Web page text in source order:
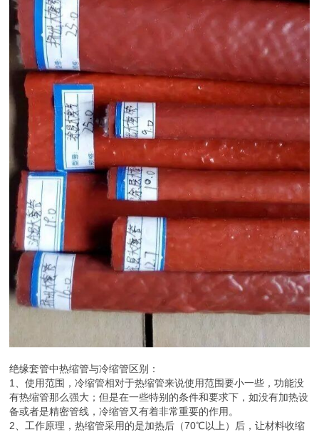
绝缘套管中热缩管与冷缩管区别：
1、使用范围，冷缩管相对于热缩管来说使用范围要小一些，功能没
有热缩管那么强大；但是在一些特别的条件和要求下，如没有加热设
备或者是精密管线，冷缩管又有着非常重要的作用。
2、工作原理，热缩管采用的是加热后（70℃以上）后，让材料收缩